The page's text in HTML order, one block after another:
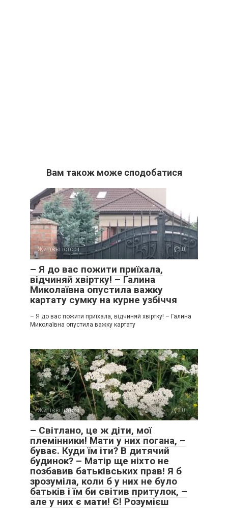
Вам також може сподобатися
Життєві історії 0
– Я до вас пожити приїхала,
відчиняй хвіртку! – Галина
Миколаївна опустила важку
картату сумку на курне узбіччя
– Я до вас пожити приїхала, відчиняй хвіртку! – Галина
Миколаївна опустила важку картату
Життєві історії 0
– Світлано, це ж діти, мої
племінники! Мати у них погана, –
буває. Куди їм іти? В дитячий
будинок? – Матір ще ніхто не
позбавив батьківських прав! Я б
зрозуміла, коли б у них не було
батьків і їм би світив притулок, –
але у них є мати! Є! Розумієш